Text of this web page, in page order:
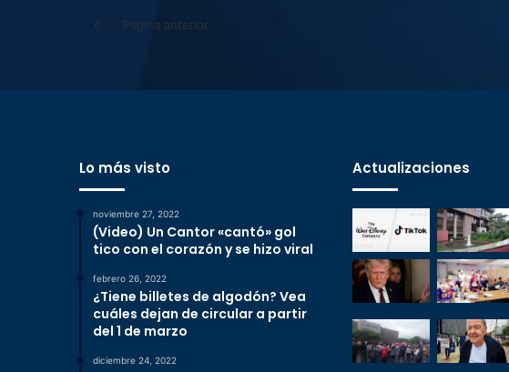
Página anterior
Lo más visto
noviembre 27, 2022
(Video) Un Cantor «cantó» gol
tico con el corazón y se hizo viral
febrero 26, 2022
¿Tiene billetes de algodón? Vea
cuáles dejan de circular a partir
del 1 de marzo
diciembre 24, 2022
Actualizaciones